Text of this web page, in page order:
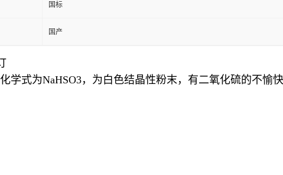
国标
国产
学式为NaHSO3，为白色结晶性粉末，有二氧化硫的不愉